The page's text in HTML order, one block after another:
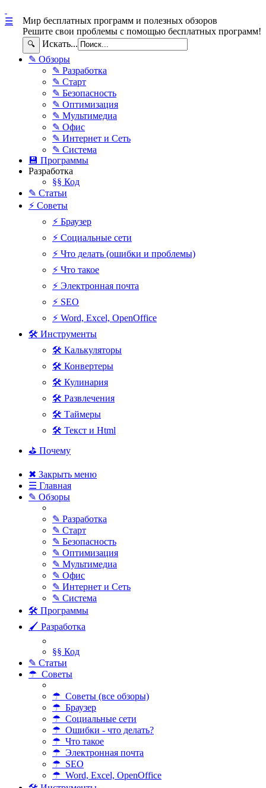
Мир бесплатных программ и полезных обзоров
Решите свои проблемы с помощью бесплатных программ!
🔍 Искать...
☰
✎ Обзоры
✎ Разработка
✎ Старт
✎ Безопасность
✎ Оптимизация
✎ Мультимедиа
✎ Офис
✎ Интернет и Сеть
✎ Система
💾 Программы
Разработка
§§ Код
✎ Статьи
⚡ Советы
⚡ Браузер
⚡ Социальные сети
⚡ Что делать (ошибки и проблемы)
⚡ Что такое
⚡ Электронная почта
⚡ SEO
⚡ Word, Excel, OpenOffice
🛠 Инструменты
🛠 Калькуляторы
🛠 Конвертеры
🛠 Кулинария
🛠 Развлечения
🛠 Таймеры
🛠 Текст и Html
⛳ Почему
✖ Закрыть меню
☰ Главная
✎ Обзоры
✎ Разработка
✎ Старт
✎ Безопасность
✎ Оптимизация
✎ Мультимедиа
✎ Офис
✎ Интернет и Сеть
✎ Система
🛠 Программы
🖌 Разработка
§§ Код
✎ Статьи
☂ Советы
☂ Советы (все обзоры)
☂ Браузер
☂ Социальные сети
☂ Ошибки - что делать?
☂ Что такое
☂ Электронная почта
☂ SEO
☂ Word, Excel, OpenOffice